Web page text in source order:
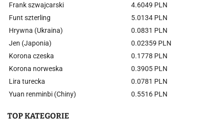
Frank szwajcarski
4.6049 PLN
Funt szterling
5.0134 PLN
Hrywna (Ukraina)
0.0831 PLN
Jen (Japonia)
0.02359 PLN
Korona czeska
0.1778 PLN
Korona norweska
0.3905 PLN
Lira turecka
0.0781 PLN
Yuan renminbi (Chiny)
0.5516 PLN
TOP KATEGORIE